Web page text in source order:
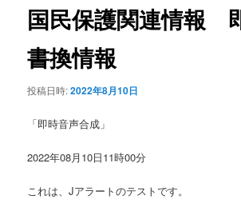
国民保護関連情報
書換情報
投稿日時:2022年8月10日
「即時音声合成」
2022年08月10日11時00分
これは、Jアラートのテストです。